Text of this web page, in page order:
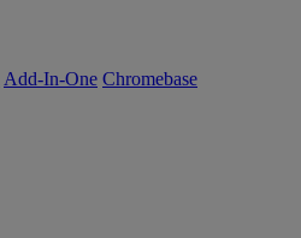
Add-In-One Chromebase